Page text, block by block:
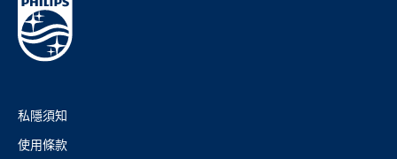
私隱須知
使用條款